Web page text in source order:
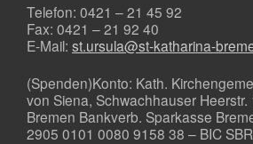
Telefon: 0421 – 21 45 92
Fax: 0421 – 21 92 40
E-Mail: st.ursula@st-katharina-
(Spenden)Konto: Kath.
von Siena, Schwachhauser Heerstr.
Bremen Bankverb. Sparkasse
2905 0101 0080 9158 38 – BIC